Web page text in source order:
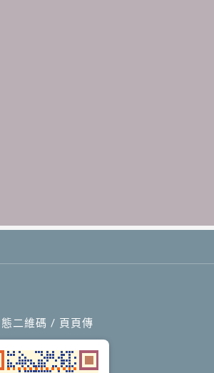
二維碼 / 頁頁傳